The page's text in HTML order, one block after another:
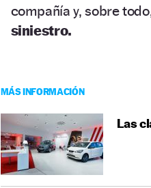
compañía y, sobre
siniestro.
MÁS INFORMACIÓN
Las